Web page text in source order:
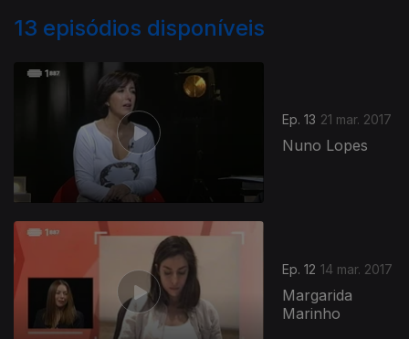
13 episódios disponíveis
Ep. 13 21 mar. 2017
Nuno Lopes
Ep. 12 14 mar. 2017
Margarida
Marinho